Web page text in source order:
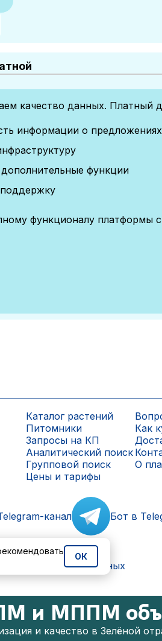
качество данных. Платный
информации о
функции
функционалу платформы
и МППМ
и качество в Зелёной
Каталог растений
Питомники
Запросы на КП
Аналитический поиск
Групповой поиск
Цены и тарифы
Как
О
канал Бот в
персональных данных
ОК